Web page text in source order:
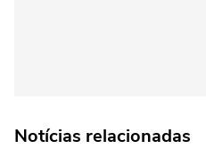
Notícias relacionadas